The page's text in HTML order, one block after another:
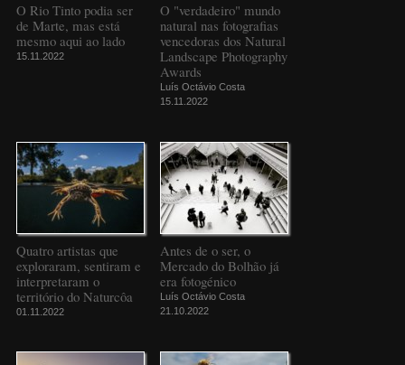
O Rio Tinto podia ser
de Marte, mas está
mesmo aqui ao lado
15.11.2022
O "verdadeiro" mundo
natural nas fotografias
vencedoras dos Natural
Landscape Photography
Awards
Luís Octávio Costa
15.11.2022
Quatro artistas que
exploraram, sentiram e
interpretaram o
território do Naturcôa
01.11.2022
Antes de o ser, o
Mercado do Bolhão já
era fotogénico
Luís Octávio Costa
21.10.2022